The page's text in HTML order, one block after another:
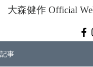
大森健作 Official
記事